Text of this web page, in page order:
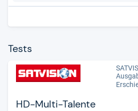
Tests
HD-Multi-Talente